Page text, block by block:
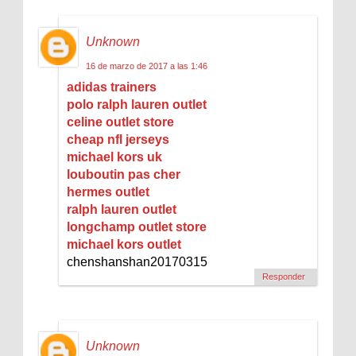
Unknown
16 de marzo de 2017 a las 1:46
adidas trainers
polo ralph lauren outlet
celine outlet store
cheap nfl jerseys
michael kors uk
louboutin pas cher
hermes outlet
ralph lauren outlet
longchamp outlet store
michael kors outlet
chenshanshan20170315
Responder
Unknown